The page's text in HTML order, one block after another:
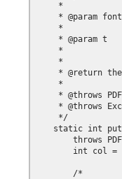
*
     * @param font
*
     * @param t
*
     *
* @return
     *
* @throws
* @throws
     */
static int
throws
int col =
        /*